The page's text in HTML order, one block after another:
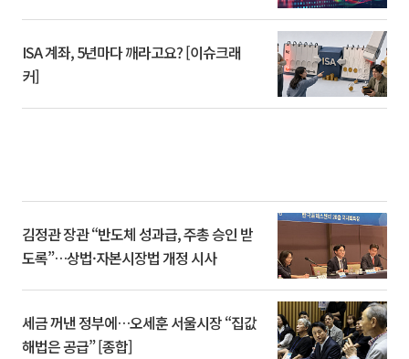
ISA 계좌, 5년마다 깨라고요? [이슈크래
커]
김정관 장관 “반도체 성과급, 주총 승인 받
도록”…상법·자본시장법 개정 시사
세금 꺼낸 정부에…오세훈 서울시장 “집값
해법은 공급” [종합]